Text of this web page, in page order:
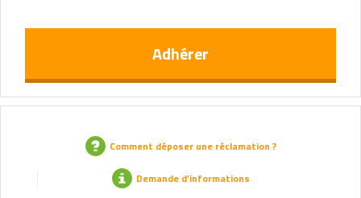
Adhérer
Comment déposer une réclamation ?
Demande d’informations